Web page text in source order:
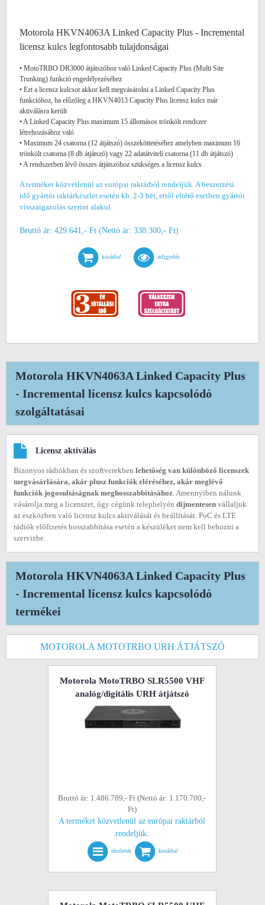
Motorola HKVN4063A Linked Capacity Plus - Incremental
licensz kulcs legfontosabb tulajdonságai
• MotoTRBO DR3000 átjátszóhoz való Linked Capacity Plus (Multi Site
Trunking) funkció engedélyezéséhez
• Ezt a licensz kulcsot akkor kell megvásárolni a Linked Capacity Plus
funkcióhoz, ha előzőleg a HKVN4013 Capacity Plus licensz kulcs már
aktiválásra került
• A Linked Capacity Plus maximum 15 állomásos trönkölt rendszer
létrehozásához való
• Maximum 24 csatorna (12 átjátszó) összeköttetéséhez amelyben maximum 16
trönkölt csatorna (8 db átjátszó) vagy 22 adatátviteli csatorna (11 db átjátszó)
• A rendszerben lévő összes átjátszóhoz szükséges a licensz kulcs
A terméket közvetlenül az európai raktárból rendeljük. A beszerzési
idő gyártói raktárkészlet esetén kb. 2-3 hét, ettől eltérő esetben gyártói
visszaigazolás szerint alakul.
Bruttó ár: 429.641,- Ft (Nettó ár: 338.300,- Ft)
kosárba! árfigyelés
Motorola HKVN4063A Linked Capacity Plus
- Incremental licensz kulcs kapcsolódó
szolgáltatásai
Licensz aktiválás
Bizonyos rádiókban és szoftverekben lehetőség van különböző licenszek
megvásárlására, akár plusz funkciók eléréséhez, akár meglévő
funkciók jogosultáságnak meghosszabbításához. Amennyiben nálunk
vásárolja meg a licenszet, úgy cégünk telephelyén díjmentesen vállaljuk
az eszközben való licensz kulcs aktiválását és beállítását. PoC és LTE
rádiók előfizetés hosszabbítása esetén a készüléket nem kell behozni a
szervizbe.
Motorola HKVN4063A Linked Capacity Plus
- Incremental licensz kulcs kapcsolódó
termékei
MOTOROLA MOTOTRBO URH ÁTJÁTSZÓ
Motorola MotoTRBO SLR5500 VHF
analóg/digitális URH átjátszó
Bruttó ár: 1.486.789,- Ft (Nettó ár: 1.170.700,-
Ft)
A terméket közvetlenül az európai raktárból
rendeljük.
részletek kosárba!